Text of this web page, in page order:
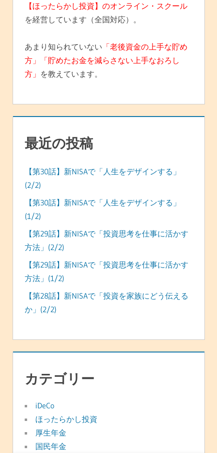
【ほったらかし投資】のオンライン・スクール
を経営しています（全国対応）。
あまり知られていない 「老後資金の上手な貯め
方」「貯めたお金を減らさない上手なおろし
方」 を教えています。
最近の投稿
【第30話】新NISAで「人生をデザインする」
(2/2)
【第30話】新NISAで「人生をデザインする」
(1/2)
【第29話】新NISAで「投資思考を仕事に活かす
方法」(2/2)
【第29話】新NISAで「投資思考を仕事に活かす
方法」(1/2)
【第28話】新NISAで「投資を家族にどう伝える
か」(2/2)
カテゴリー
iDeCo
ほったらかし投資
厚生年金
国民年金